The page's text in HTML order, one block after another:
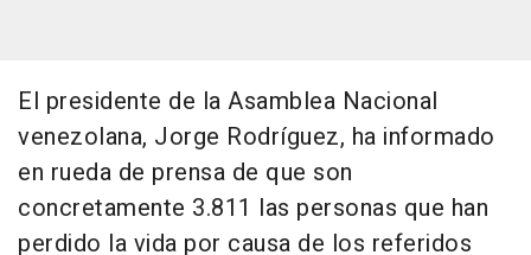
El presidente de la Asamblea Nacional
venezolana, Jorge Rodríguez, ha informado
en rueda de prensa de que son
concretamente 3.811 las personas que han
perdido la vida por causa de los referidos